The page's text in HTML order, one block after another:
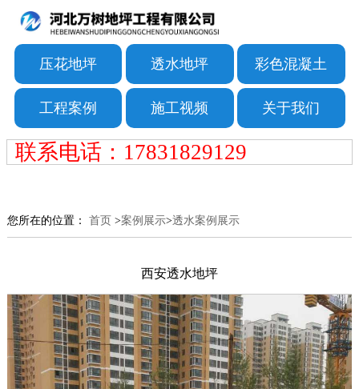
压花地坪 透水地坪 彩色混凝土
工程案例 施工视频 关于我们
联系电话：17831829129
您所在的位置： 首页 >案例展示>透水案例展示
西安透水地坪